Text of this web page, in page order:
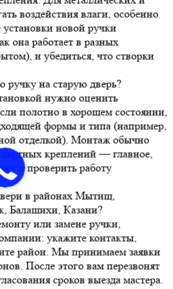
воздействия влаги, особенно
новой ручки
она работает в разных
и убедиться, что створки
на старую дверь?
нужно оценить
полотно в хорошем состоянии,
формы и типа (например,
отделкой). Монтаж обычно
креплений — главное,
и проверить работу
в районах Мытищ,
Балашихи, Казани?
или замене ручки,
укажите контакты,
район. Мы принимаем заявки
После этого вам перезвонят
сроков выезда мастера.